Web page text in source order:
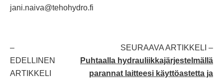
jani.naiva@tehohydro.fi
–
EDELLINEN
ARTIKKELI
SEURAAVA ARTIKKELI –
Puhtaalla hydrauliikkajärjestelmällä
parannat laitteesi käyttöastetta ja